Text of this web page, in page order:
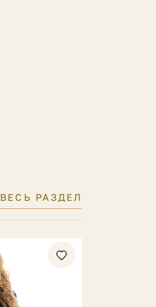
ВЕСЬ РАЗДЕЛ